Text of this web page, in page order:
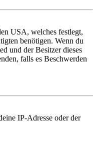
USA, welches festlegt,
benötigen. Wenn du
und der Besitzer dieses
falls es Beschwerden
IP-Adresse oder der